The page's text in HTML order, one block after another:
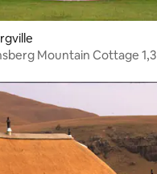
Mountain Cottage 1,3